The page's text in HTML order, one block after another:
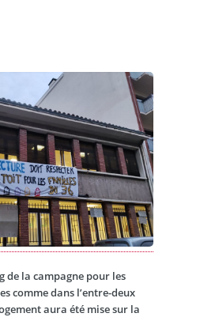
de la campagne pour les
comme dans l’entre-deux
aura été mise sur la